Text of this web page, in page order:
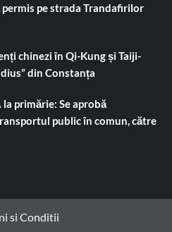
pe strada Trandafirilor
chinezi în Qi-Kung și Taiji-
din Constanța
primărie: Se aprobă
public în comun, către
si Conditii